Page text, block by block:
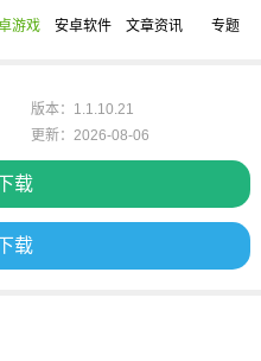
游戏 安卓软件 文章资讯 专题
载
载
版本：1.1.10.21
更新：2026-08-06